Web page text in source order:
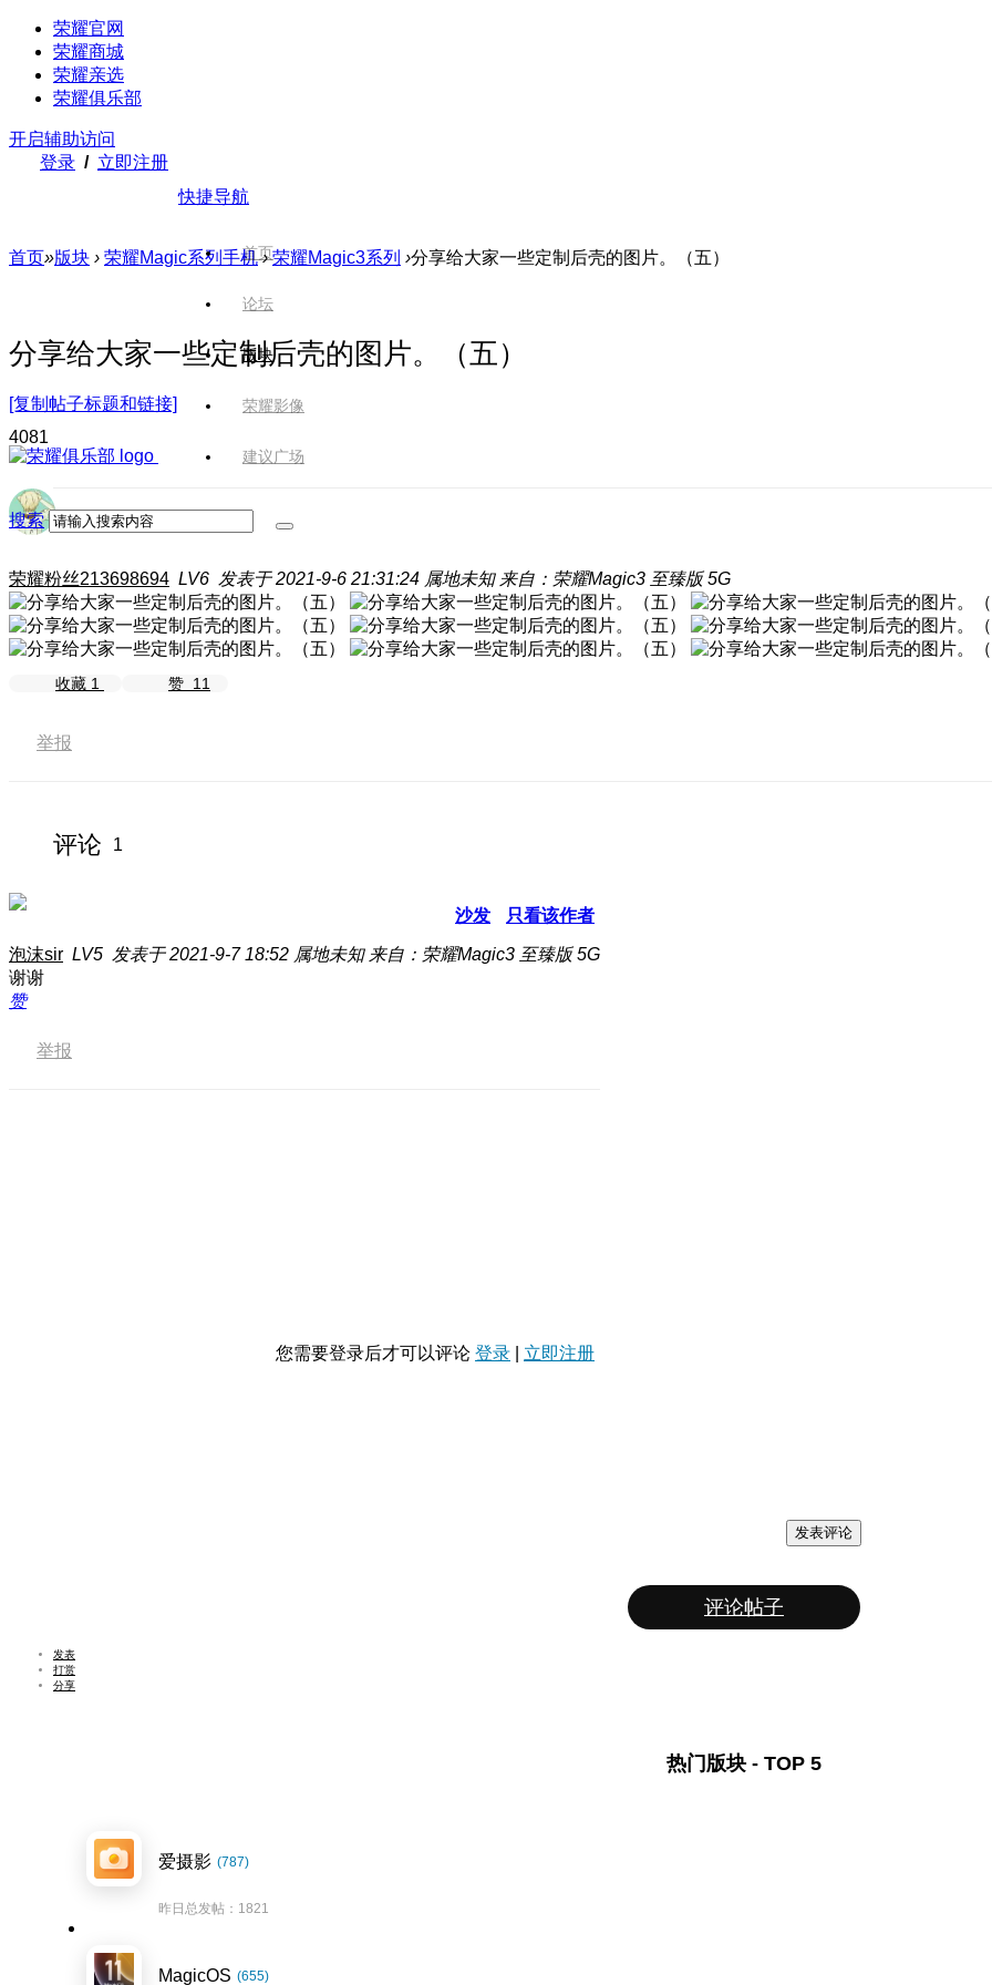
荣耀官网
荣耀商城
荣耀亲选
荣耀俱乐部
开启辅助访问
登录 / 立即注册
快捷导航
首页
论坛
版块
荣耀影像
建议广场
搜索
首页»版块 › 荣耀Magic系列手机 › 荣耀Magic3系列 ›分享给大家一些定制后壳的图片。（五）
分享给大家一些定制后壳的图片。（五）
[复制帖子标题和链接]
4081
荣耀粉丝213698694 LV6 发表于 2021-9-6 21:31:24 属地未知 来自：荣耀Magic3 至臻版 5G
收藏 1 赞 11
举报
评论 1
沙发 只看该作者
泡沫sir LV5 发表于 2021-9-7 18:52 属地未知 来自：荣耀Magic3 至臻版 5G
谢谢
赞
举报
您需要登录后才可以评论 登录 立即注册
发表评论
评论帖子
发表
打赏
分享
热门版块 - TOP 5
爱摄影 (787)
昨日总发帖：1821
MagicOS (655)